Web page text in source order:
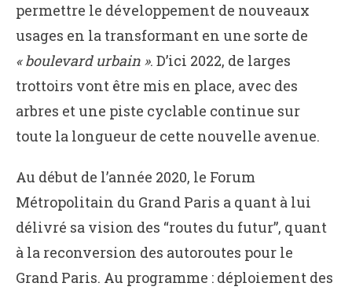
permettre le développement de nouveaux
usages en la transformant en une sorte de
« boulevard urbain ». D’ici 2022, de larges
trottoirs vont être mis en place, avec des
arbres et une piste cyclable continue sur
toute la longueur de cette nouvelle avenue.
Au début de l’année 2020, le Forum
Métropolitain du Grand Paris a quant à lui
délivré sa vision des “routes du futur”, quant
à la reconversion des autoroutes pour le
Grand Paris. Au programme : déploiement des